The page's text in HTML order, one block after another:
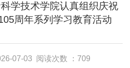
科学技术学院认真组织庆祝
周年系列学习教育活动
07-03 阅读次数 ：709